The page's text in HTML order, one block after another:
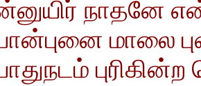
நாதனே
மாலை